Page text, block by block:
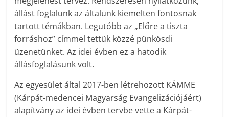
állást foglalunk az általunk kiemelten fontosnak
tartott témákban. Legutóbb az „Előre a tiszta
forráshoz” címmel tettük közzé pünkösdi
üzenetünket. Az idei évben ez a hatodik
állásfoglalásunk volt.
Az egyesület által 2017-ben létrehozott KÁMME
(Kárpát-medencei Magyarság Evangelizációjáért)
alapítvány az idei évben tervbe vette a Kárpát-